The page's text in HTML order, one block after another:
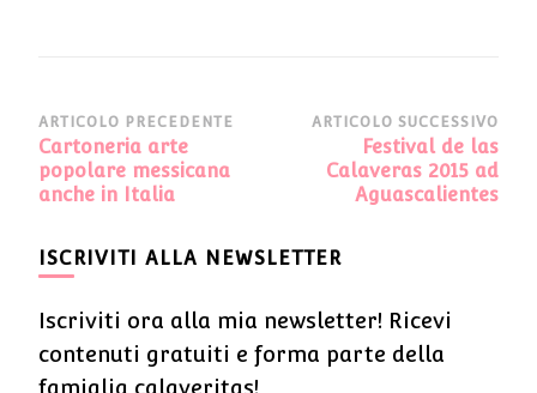
Navigazione
articoli
ARTICOLO PRECEDENTE
Cartoneria arte
popolare messicana
anche in Italia
ARTICOLO SUCCESSIVO
Festival de las
Calaveras 2015 ad
Aguascalientes
ISCRIVITI ALLA NEWSLETTER
Iscriviti ora alla mia newsletter! Ricevi
contenuti gratuiti e forma parte della
famiglia calaveritas!